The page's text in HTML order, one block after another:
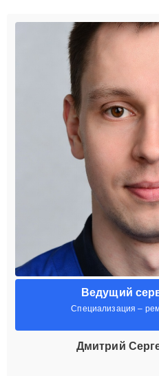
Ведущий
Специализация –
Дмитрий